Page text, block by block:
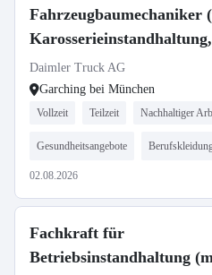
Fahrzeugbaumechaniker
Buses GmbH, Service
Garching
Daimler Truck AG
Garching bei München
Vollzeit Teilzeit Nachhaltiger
Gesundheitsangebote
02.08.2026
Fachkraft für
Betriebsinstandhaltung